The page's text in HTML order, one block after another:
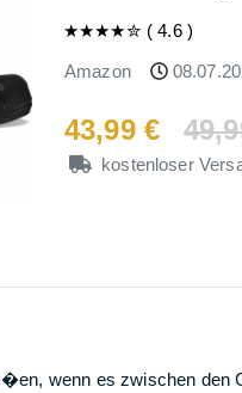
★★★★✮ (4.6)
Amazon
43,99 €
kostenloser
wenn es zwischen den